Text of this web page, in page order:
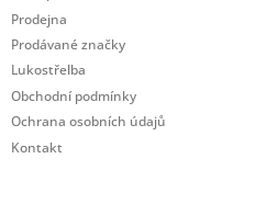
Prodejna
Prodávané značky
Lukostřelba
Obchodní podmínky
Ochrana osobních údajů
Kontakt